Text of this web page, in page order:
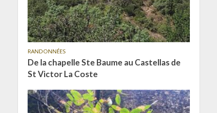
RANDONNÉES
De la chapelle Ste Baume au Castellas de
St Victor La Coste